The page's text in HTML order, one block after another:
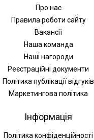
Про нас
Правила роботи сайту
Вакансії
Наша команда
Наші нагороди
Реєстраційні документи
Політика публікації відгуків
Маркетингова політика
Інформація
Політика конфіденційності